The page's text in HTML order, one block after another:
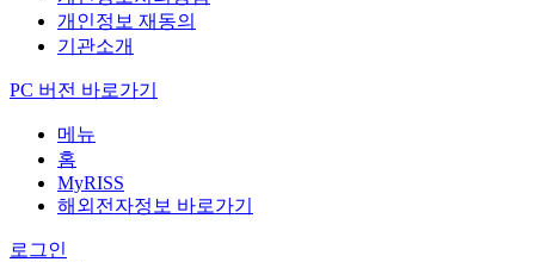
개인정보 재동의
기관소개
PC 버전 바로가기
메뉴
홈
MyRISS
해외전자정보 바로가기
로그인